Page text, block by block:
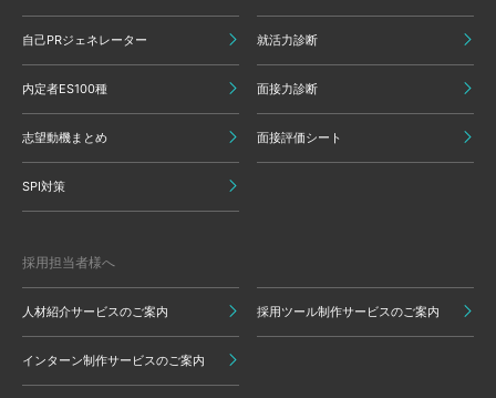
自己PRジェネレーター 就活力診断
内定者ES100種 面接力診断
志望動機まとめ 面接評価シート
SPI対策
採用担当者様へ
人材紹介サービスのご案内 採用ツール制作サービスのご案内
インターン制作サービスのご案内